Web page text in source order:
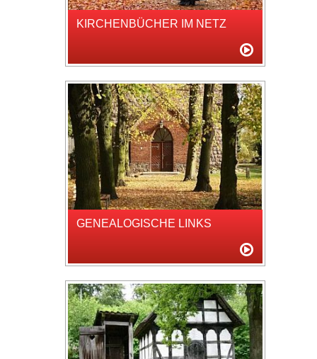
KIRCHENBÜCHER IM NETZ
GENEALOGISCHE LINKS